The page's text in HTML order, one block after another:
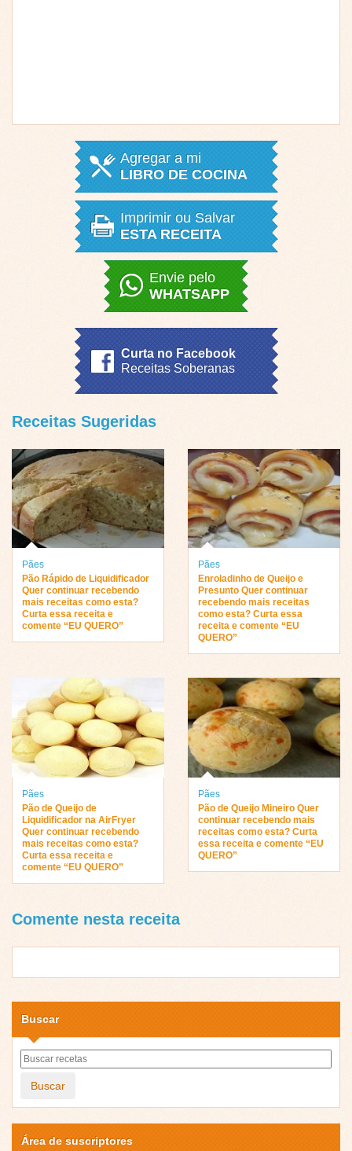
Agregar a mi
LIBRO DE COCINA
Imprimir ou Salvar
ESTA RECEITA
Envie pelo
WHATSAPP
Curta no Facebook
Receitas Soberanas
Receitas Sugeridas
Pães
Pão Rápido de Liquidificador
Quer continuar recebendo
mais receitas como esta?
Curta essa receita e
comente “EU QUERO”
Pães
Enroladinho de Queijo e
Presunto Quer continuar
recebendo mais receitas
como esta? Curta essa
receita e comente “EU
QUERO”
Pães
Pão de Queijo de
Liquidificador na AirFryer
Quer continuar recebendo
mais receitas como esta?
Curta essa receita e
comente “EU QUERO”
Pães
Pão de Queijo Mineiro Quer
continuar recebendo mais
receitas como esta? Curta
essa receita e comente “EU
QUERO”
Comente nesta receita
Buscar
Buscar
Área de suscriptores